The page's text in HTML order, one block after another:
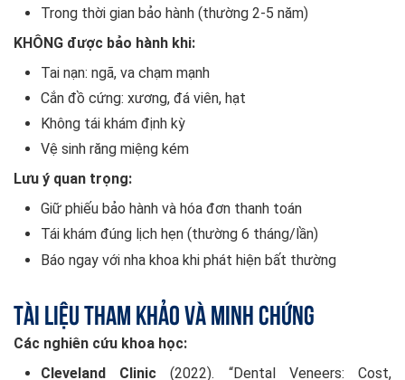
Trong thời gian bảo hành (thường 2-5 năm)
KHÔNG được bảo hành khi:
Tai nạn: ngã, va chạm mạnh
Cắn đồ cứng: xương, đá viên, hạt
Không tái khám định kỳ
Vệ sinh răng miệng kém
Lưu ý quan trọng:
Giữ phiếu bảo hành và hóa đơn thanh toán
Tái khám đúng lịch hẹn (thường 6 tháng/lần)
Báo ngay với nha khoa khi phát hiện bất thường
Tài liệu tham khảo và minh chứng
Các nghiên cứu khoa học:
Cleveland Clinic (2022). “Dental Veneers: Cost,